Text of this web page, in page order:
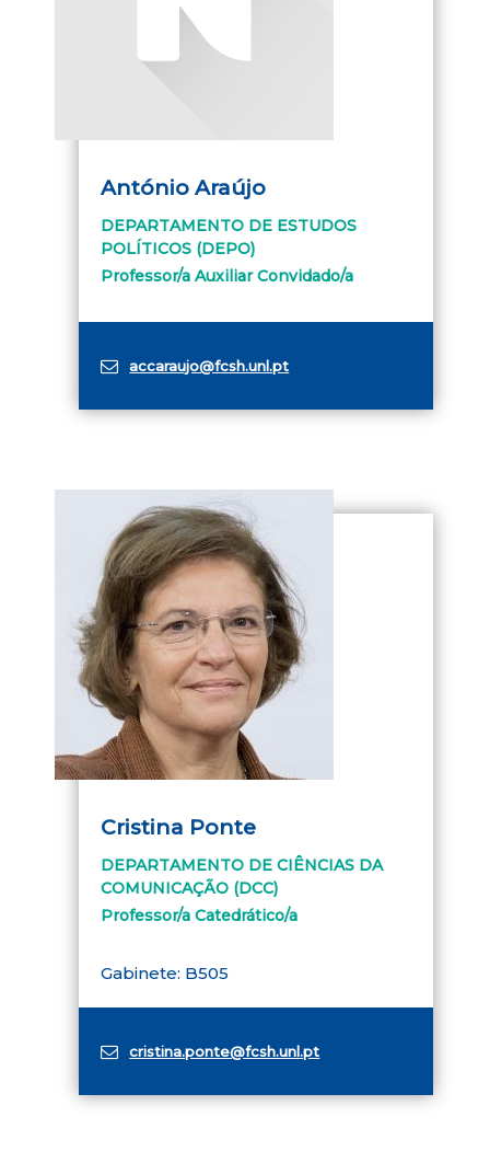
António Araújo
DEPARTAMENTO DE ESTUDOS
POLÍTICOS (DEPO)
Professor/a Auxiliar Convidado/a
accaraujo@fcsh.unl.pt
Cristina Ponte
DEPARTAMENTO DE CIÊNCIAS DA
COMUNICAÇÃO (DCC)
Professor/a Catedrático/a
Gabinete: B505
cristina.ponte@fcsh.unl.pt